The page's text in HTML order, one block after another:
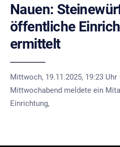
Nauen:
öffentliche
ermittelt
Mittwoch, 19.11.2025, 19:23
Mittwochabend meldete ein
Einrichtung,